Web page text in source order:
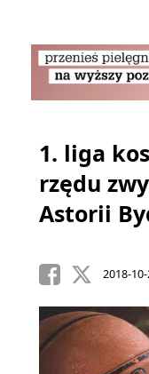
1. liga
rzędu
Astorii
2018-